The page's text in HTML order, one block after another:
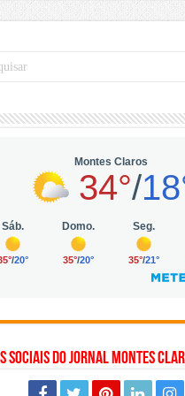
Vila Olímpia, em São Paulo
mil no digital
eólica e hidrogênio verde
Sociais do Jornal Montes